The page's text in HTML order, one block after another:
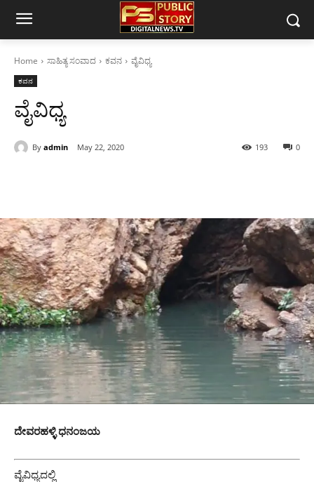
Home ಸಾಹಿತ್ಯ ಸಂವಾದ ಕವನ ವೈವಿಧ್ಯ
ಕವನ
ವೈವಿಧ್ಯ
By admin May 22, 2020 0
193
ದೇವರಹಳ್ಳಿ ಧನಂಜಯ
ವೈವಿಧ್ಯದಲ್ಲಿ